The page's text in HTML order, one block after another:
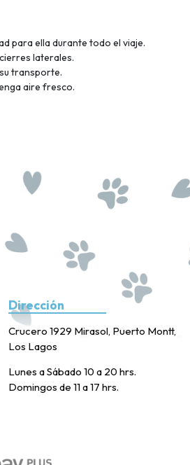
para ella durante todo el viaje.
laterales.
transporte.
aire fresco.
Dirección
Crucero 1929 Mirasol, Puerto Montt,
Los Lagos
Lunes a Sábado 10 a 20 hrs.
Domingos de 11 a 17 hrs.